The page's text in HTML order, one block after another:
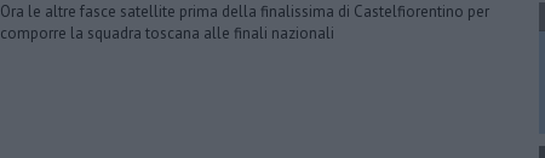
Ora le altre fasce satellite prima della finalissima di Castelfiorentino per
comporre la squadra toscana alle finali nazionali